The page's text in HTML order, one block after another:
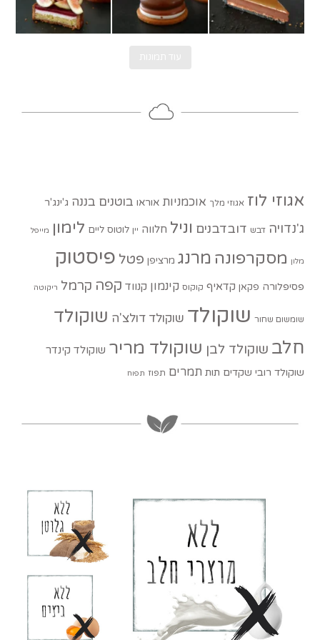
אגוזי לוז אגוזי מלך אוכמניות אוראו בוטנים בננה ג'ינג'ר
ג'נדויה דבש דובדבנים וניל חלווה יין לוטוס ליים לימון מייפל
מלון מסקרפונה מרנג מרציפן פטל פיסטוק
פסיפלורה פקאן קדאיף קוקוס קינמון קנווד קפה קרמל ריקוטה
שומשום שחור שוקולד שוקולד דולצ'ה שוקולד
חלב שוקולד לבן שוקולד מריר שוקולד קינדר
שוקולד רובי שקדים תות תמרים תפוז תפוח